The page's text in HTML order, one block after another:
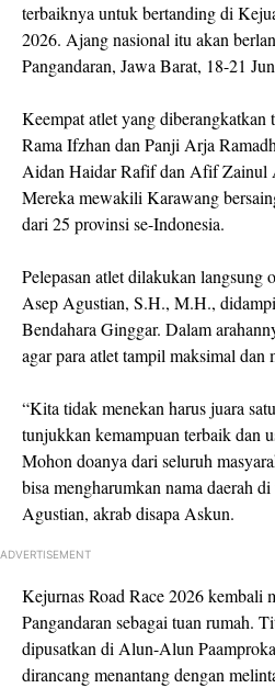
terbaiknya untuk bertanding di
2026. Ajang nasional itu akan
Pangandaran, Jawa Barat, 18-21
Keempat atlet yang
Rama Ifzhan dan Panji Arja
Aidan Haidar Rafif dan Afif Zainul
Mereka mewakili Karawang
dari 25 provinsi se-Indonesia.
Pelepasan atlet dilakukan
Asep Agustian, S.H., M.H.,
Bendahara Ginggar. Dalam
agar para atlet tampil maksimal dan
“Kita tidak menekan harus juara
tunjukkan kemampuan terbaik dan
Mohon doanya dari seluruh
bisa mengharumkan nama daerah
Agustian, akrab disapa Askun.
ADVERTISEMENT
Kejurnas Road Race 2026 kembali
Pangandaran sebagai tuan rumah.
dipusatkan di Alun-Alun
dirancang menantang dengan